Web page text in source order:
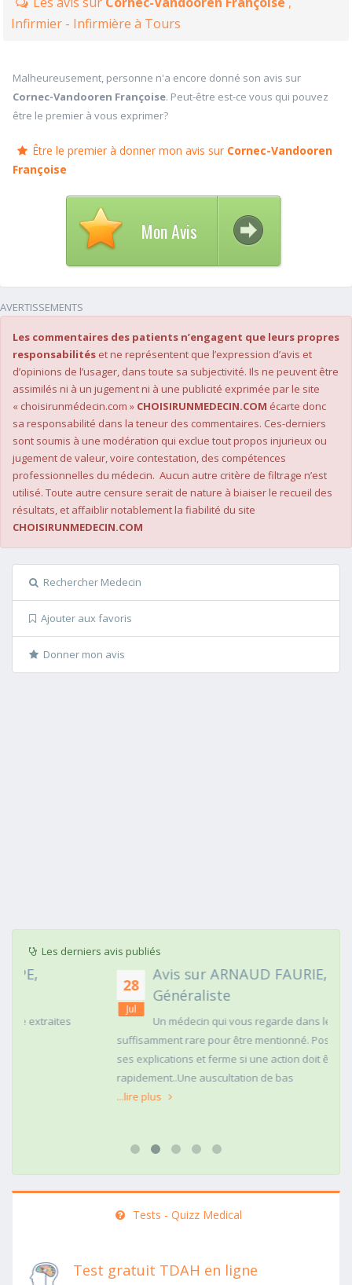
Infirmier - Infirmière à Tours
Malheureusement, personne n'a encore donné son avis sur
Cornec-Vandooren Françoise. Peut-être est-ce vous qui pouvez
être le premier à vous exprimer?
Être le premier à donner mon avis sur Cornec-Vandooren
Françoise
Mon Avis
AVERTISSEMENTS
Les commentaires des patients n’engagent que leurs propres
responsabilités et ne représentent que l’expression d’avis et
d’opinions de l’usager, dans toute sa subjectivité. Ils ne peuvent être
assimilés ni à un jugement ni à une publicité exprimée par le site
« choisirunmédecin.com » CHOISIRUNMEDECIN.COM écarte donc
sa responsabilité dans la teneur des commentaires. Ces-derniers
sont soumis à une modération qui exclue tout propos injurieux ou
jugement de valeur, voire contestation, des compétences
professionnelles du médecin. Aucun autre critère de filtrage n’est
utilisé. Toute autre censure serait de nature à biaiser le recueil des
résultats, et affaiblir notablement la fiabilité du site
CHOISIRUNMEDECIN.COM
Rechercher Medecin
Ajouter aux favoris
Donner mon avis
Les derniers avis publiés
Avis sur ARNAUD FAURIE, Médecin
Généraliste
Un médecin qui vous regarde dans les yeux c'est
suffisamment rare pour être mentionné. Posé,clair dans
ses explications et ferme si une action doit être menée
rapidement..Une auscultation de bas
Tests - Quizz Medical
Test gratuit TDAH en ligne